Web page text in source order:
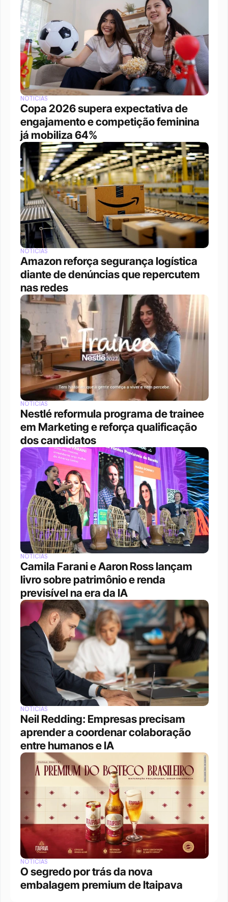
NOTÍCIAS
Copa 2026 supera expectativa de
engajamento e competição feminina
já mobiliza 64%
NOTÍCIAS
Amazon reforça segurança logística
diante de denúncias que repercutem
nas redes
NOTÍCIAS
Nestlé reformula programa de trainee
em Marketing e reforça qualificação
dos candidatos
NOTÍCIAS
Camila Farani e Aaron Ross lançam
livro sobre patrimônio e renda
previsível na era da IA
NOTÍCIAS
Neil Redding: Empresas precisam
aprender a coordenar colaboração
entre humanos e IA
NOTÍCIAS
O segredo por trás da nova
embalagem premium de Itaipava